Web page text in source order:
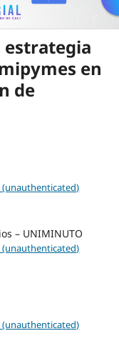
estrategia
en
de
(unauthenticated)
– UNIMINUTO
(unauthenticated)
(unauthenticated)